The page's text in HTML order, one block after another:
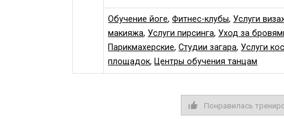
Обучение йоге,Фитнес-клубы,Услуги
макияжа,Услуги пирсинга,Уход за
Парикмахерские,Студии загара,Услуги
площадок, Центры обучения танцам
Понравилась